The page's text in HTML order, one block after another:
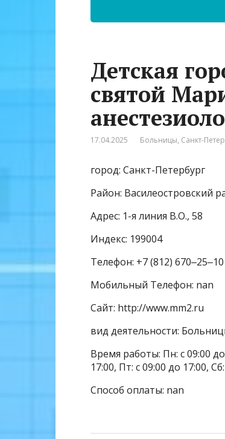
Детская
святой
17.04.2025 Больницы, Санкт-
город: Санкт-Петербург
Район: Василеостровский
Адрес: 1-я линия В.О., 58
Индекс: 199004
Телефон: +7 (812) 670‒25‒10
Мобильный Телефон: nan
Сайт: http://www.mm2.ru
вид деятельности:
Время работы: Пн: с 09:00 до
17:00, Пт: с 09:00 до 17:00,
Способ оплаты: nan